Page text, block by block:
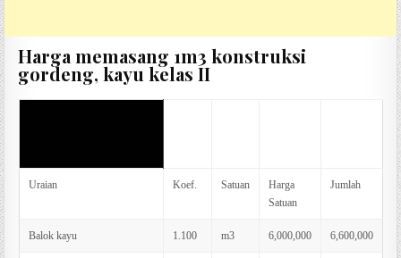
Harga memasang 1m3 konstruksi
gordeng, kayu kelas II
Uraian Koef. Satuan
Harga
Satuan
Jumlah
Balok kayu 1.100 m3 6,000,000 6,600,000